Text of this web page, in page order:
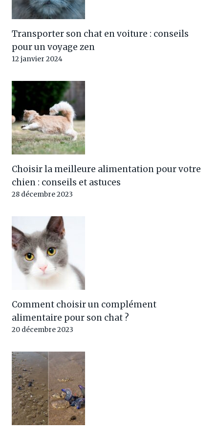
Transporter son chat en voiture : conseils
pour un voyage zen
12 janvier 2024
Choisir la meilleure alimentation pour votre
chien : conseils et astuces
28 décembre 2023
Comment choisir un complément
alimentaire pour son chat ?
20 décembre 2023